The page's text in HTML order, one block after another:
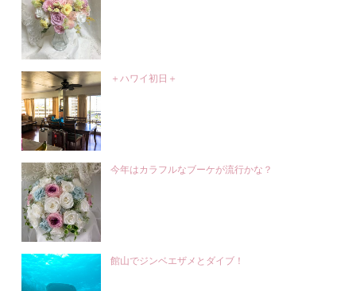
＋ハワイ初日＋
今年はカラフルなブーケが流行かな？
館山でジンベエザメとダイブ！